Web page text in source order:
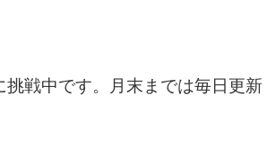
戦中です。月末までは毎日更新